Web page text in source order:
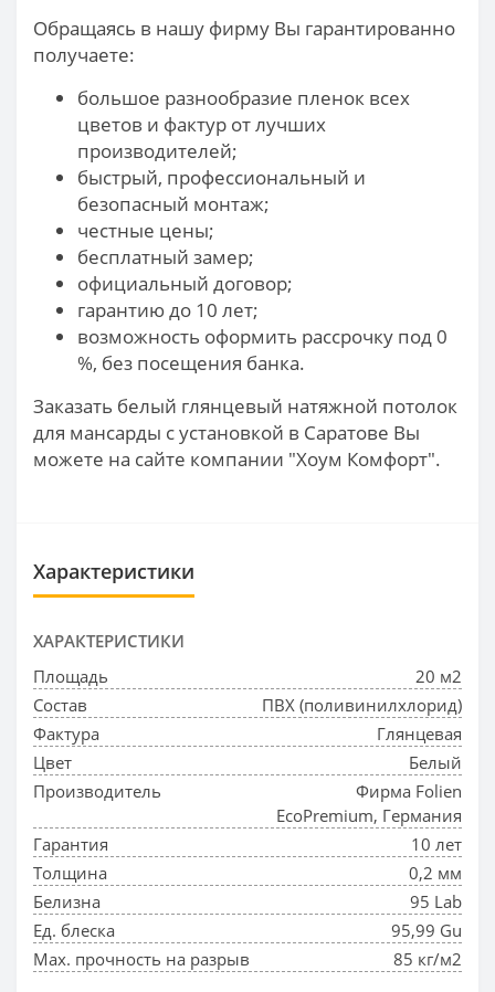
Обращаясь в нашу фирму Вы гарантированно
получаете:
большое разнообразие пленок всех
цветов и фактур от лучших
производителей;
быстрый, профессиональный и
безопасный монтаж;
честные цены;
бесплатный замер;
официальный договор;
гарантию до 10 лет;
возможность оформить рассрочку под 0
%, без посещения банка.
Заказать белый глянцевый натяжной потолок
для мансарды с установкой в Саратове Вы
можете на сайте компании "Хоум Комфорт".
Характеристики
ХАРАКТЕРИСТИКИ
Площадь
20 м2
Состав
ПВХ (поливинилхлорид)
Фактура
Глянцевая
Цвет
Белый
Производитель
Фирма Folien
EcoPremium, Германия
Гарантия
10 лет
Толщина
0,2 мм
Белизна
95 Lab
Ед. блеска
95,99 Gu
Max. прочность на разрыв
85 кг/м2